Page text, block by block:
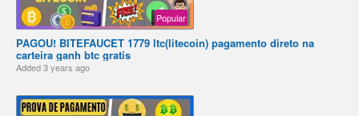
Popular
PAGOU! BITEFAUCET 1779 ltc(litecoin) pagamento direto na
carteira ganh btc gratis
Added3 years ago